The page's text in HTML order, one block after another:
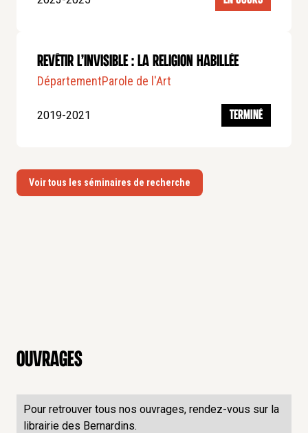
Elle a codirigé le volume
Mode modeste. Entre éthique et
RECHERCHES
Rapports texte et image
Sémiotique des cultures
Histoire des idées
TITRES ACADÉMIQUES
Professeur de théorie littéraire française et
Maîtrise en Philologie romane (Université de Louvain,
Revêtir l’invisible : la religion habillée
DépartementParole de l'Art
2019-2021 TERMINÉ
Voir tous les séminaires de recherche
Ouvrages
Pour retrouver tous nos ouvrages, rendez-vous sur la
librairie des Bernardins.